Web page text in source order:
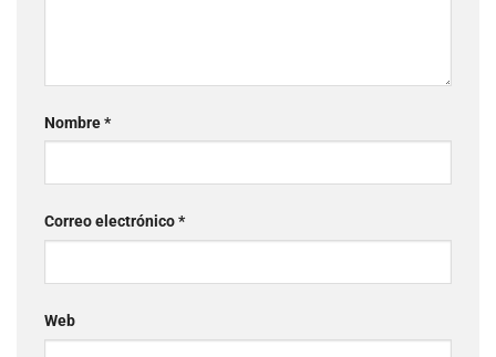
Nombre*
Correo electrónico*
Web